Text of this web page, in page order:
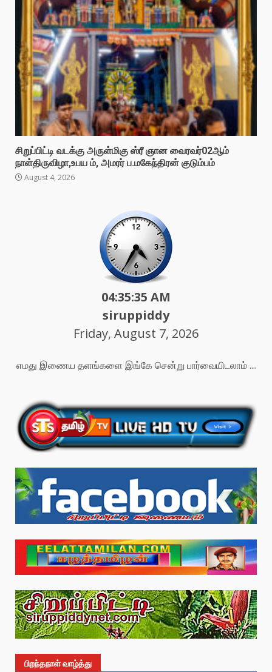
சிறுப்பிட்டி வடக்கு அருள்மிகு ஸ்ரீ ஞான வைரவர்02ஆம்
நாள்திருவிழா,உபய ம், அமரர் ப.மகேந்திரன் குடும்பம்
August 4, 2026
04:35:37 AM
siruppiddy
Friday, August 7, 2026
எமது இணைய தளங்களை இங்கே சென்று பார்வையிடலாம் ....
பிறந்தநாள் வாழ்த்து